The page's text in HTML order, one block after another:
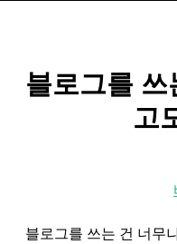
블로그를
고
블로그를 쓰는 건 너무